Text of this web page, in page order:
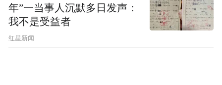
年”一当事人沉默多日发声：
我不是受益者
红星新闻